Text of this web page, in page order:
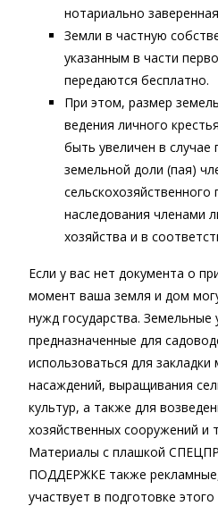
нотариально
Земли в частную
указанным в части
передаются бесплатно.
При этом, размер
ведения личного
быть увеличен в случае
земельной доли (пая)
сельскохозяйственного
наследования членами
хозяйства и в
Если у вас нет документа о
момент ваша земля и дом
нужд государства. Земельные
предназначенные для
использоваться для
насаждений, выращивания
культур, а также для
хозяйственных сооружений и
Материалы с плашкой
ПОДДЕРЖКЕ также
участвует в подготовке